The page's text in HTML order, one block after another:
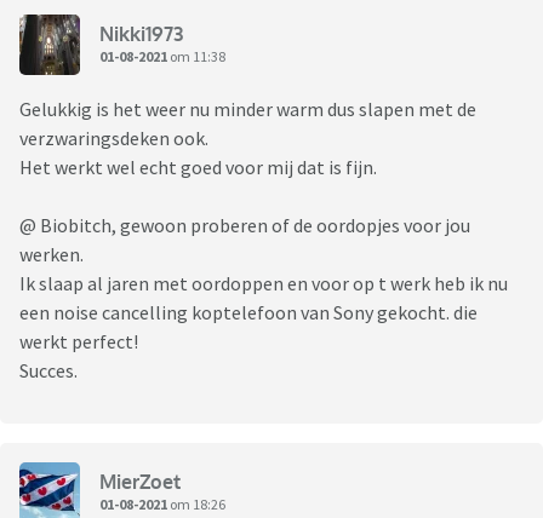
Nikki1973
01-08-2021 om 11:38
Gelukkig is het weer nu minder warm dus slapen met de
verzwaringsdeken ook.
Het werkt wel echt goed voor mij dat is fijn.
@ Biobitch, gewoon proberen of de oordopjes voor jou
werken.
Ik slaap al jaren met oordoppen en voor op t werk heb ik nu
een noise cancelling koptelefoon van Sony gekocht. die
werkt perfect!
Succes.
MierZoet
01-08-2021 om 18:26